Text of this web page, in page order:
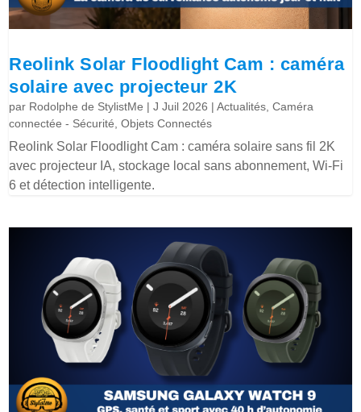
Reolink Solar Floodlight Cam : caméra
solaire avec projecteur 2K
par Rodolphe de StylistMe |J Juil 2026 |Actualités ,Caméra
connectée - Sécurité ,Objets Connectés
Reolink Solar Floodlight Cam : caméra solaire sans fil 2K
avec projecteur IA, stockage local sans abonnement, Wi-Fi
6 et détection intelligente.